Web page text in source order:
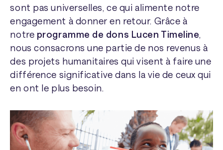
sont pas universelles, ce qui alimente notre
engagement à donner en retour. Grâce à
notre programme de dons Lucen Timeline,
nous consacrons une partie de nos revenus à
des projets humanitaires qui visent à faire une
différence significative dans la vie de ceux qui
en ont le plus besoin.